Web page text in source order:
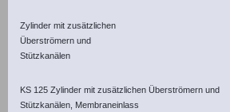
Zylinder mit zusätzlichen
Überströmern und
Stützkanälen
KS 125 Zylinder mit zusätzlichen Überströmern und
Stützkanälen, Membraneinlass